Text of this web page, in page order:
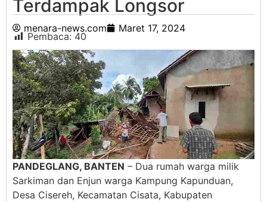
Terdampak Longsor
menara-news.com Maret 17, 2024
Pembaca: 40
PANDEGLANG, BANTEN – Dua rumah warga milik
Sarkiman dan Enjun warga Kampung Kapunduan,
Desa Cisereh, Kecamatan Cisata, Kabupaten